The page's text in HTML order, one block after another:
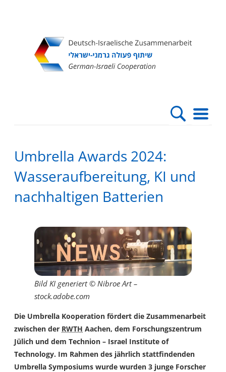
Hauptnavigation
Umbrella Awards 2024:
Wasseraufbereitung, KI und
nachhaltigen Batterien
Bild KI generiert © Nibroe Art –
stock.adobe.com
Die Umbrella Kooperation fördert die Zusammenarbeit
zwischen der RWTH Aachen, dem Forschungszentrum
Jülich und dem Technion – Israel Institute of
Technology. Im Rahmen des jährlich stattfindenden
Umbrella Symposiums wurde wurden 3 junge Forscher